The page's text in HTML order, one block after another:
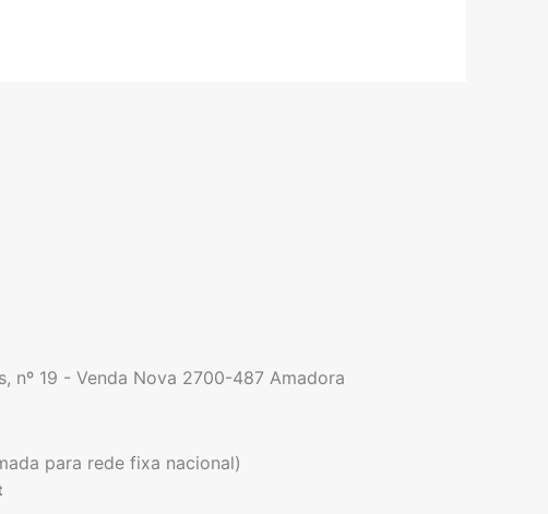
nº 19 - Venda Nova 2700-487 Amadora
para rede fixa nacional)